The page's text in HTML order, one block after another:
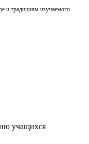
и традициям изучаемого
учащихся